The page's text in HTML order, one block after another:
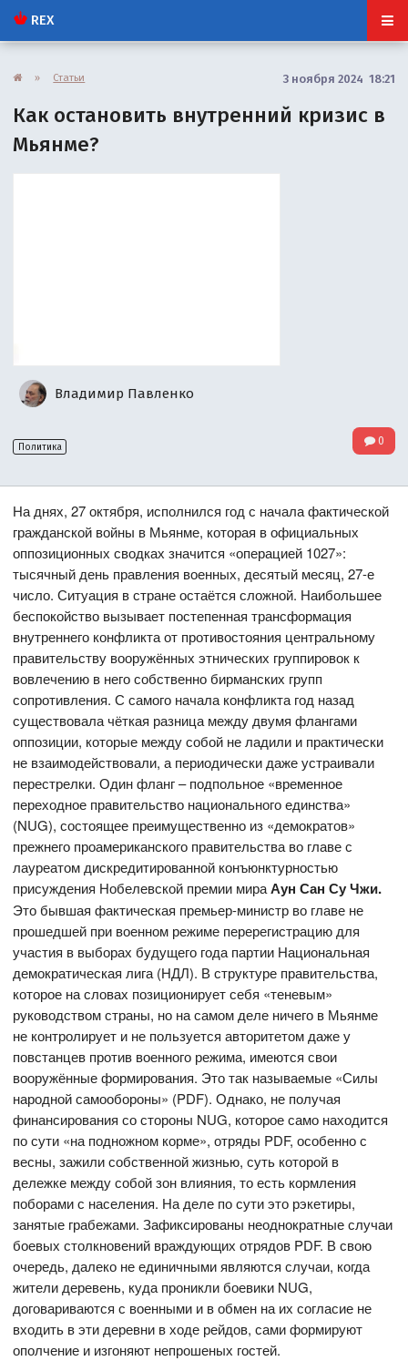
REX
» Статьи 3 ноября 2024 18:21
Как остановить внутренний кризис в
Мьянме?
Владимир Павленко
Политика 0
На днях, 27 октября, исполнился год с начала фактической
гражданской войны в Мьянме, которая в официальных
оппозиционных сводках значится «операцией 1027»:
тысячный день правления военных, десятый месяц, 27-е
число. Ситуация в стране остаётся сложной. Наибольшее
беспокойство вызывает постепенная трансформация
внутреннего конфликта от противостояния центральному
правительству вооружённых этнических группировок к
вовлечению в него собственно бирманских групп
сопротивления. С самого начала конфликта год назад
существовала чёткая разница между двумя флангами
оппозиции, которые между собой не ладили и практически
не взаимодействовали, а периодически даже устраивали
перестрелки. Один фланг – подпольное «временное
переходное правительство национального единства»
(NUG), состоящее преимущественно из «демократов»
прежнего проамериканского правительства во главе с
лауреатом дискредитированной конъюнктурностью
присуждения Нобелевской премии мираАун Сан Су Чжи.
Это бывшая фактическая премьер-министр во главе не
прошедшей при военном режиме перерегистрацию для
участия в выборах будущего года партии Национальная
демократическая лига (НДЛ). В структуре правительства,
которое на словах позиционирует себя «теневым»
руководством страны, но на самом деле ничего в Мьянме
не контролирует и не пользуется авторитетом даже у
повстанцев против военного режима, имеются свои
вооружённые формирования. Это так называемые «Силы
народной самообороны» (PDF). Однако, не получая
финансирования со стороны NUG, которое само находится
по сути «на подножном корме», отряды PDF, особенно с
весны, зажили собственной жизнью, суть которой в
дележке между собой зон влияния, то есть кормления
поборами с населения. На деле по сути это рэкетиры,
занятые грабежами. Зафиксированы неоднократные случаи
боевых столкновений враждующих отрядов PDF. В свою
очередь, далеко не единичными являются случаи, когда
жители деревень, куда проникли боевики NUG,
договариваются с военными и в обмен на их согласие не
входить в эти деревни в ходе рейдов, сами формируют
ополчение и изгоняют непрошеных гостей.